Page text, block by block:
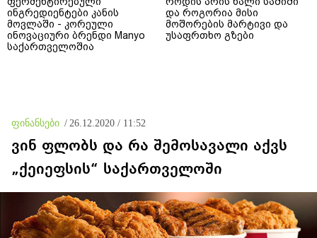
ინგრედიენტები კანის
მოვლაში - კორეული
ინოვაციური ბრენდი Manyo
საქართველოშია
და როგორია მისი
მოშორების მარტივი და
უსაფრთხო გზები
ფინანსები / 26.12.2020 / 11:52
ვინ ფლობს და რა შემოსავალი აქვს
„ქეიეფსის“ საქართველოში